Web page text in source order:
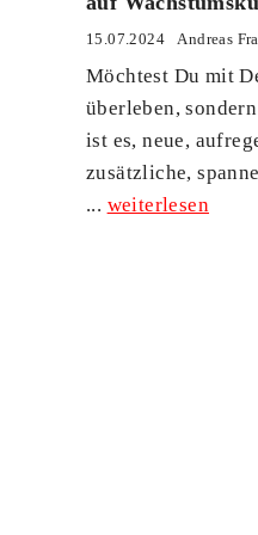
15.07.2024 Andreas
Möchtest Du mit
überleben,
ist es, neue,
zusätzliche,
... weiterlesen